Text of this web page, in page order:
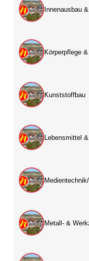
Innenausbau
Körperpflege
Kunststoffbau
Lebensmittel
Metall- &